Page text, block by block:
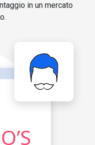
in un mercato